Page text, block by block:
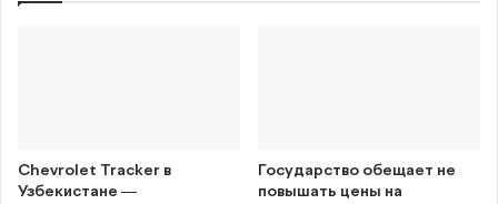
Chevrolet Tracker в
Узбекистане —
Государство обещает не
повышать цены на